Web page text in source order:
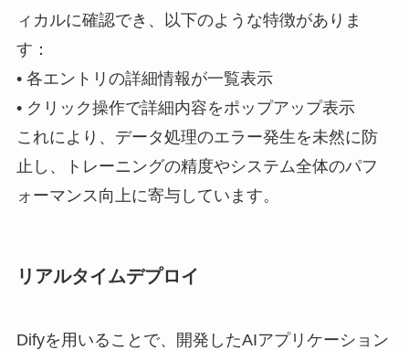
ィカルに確認でき、以下のような特徴がありま
す：
• 各エントリの詳細情報が一覧表示
• クリック操作で詳細内容をポップアップ表示
これにより、データ処理のエラー発生を未然に防
止し、トレーニングの精度やシステム全体のパフ
ォーマンス向上に寄与しています。
リアルタイムデプロイ
Difyを用いることで、開発したAIアプリケーション